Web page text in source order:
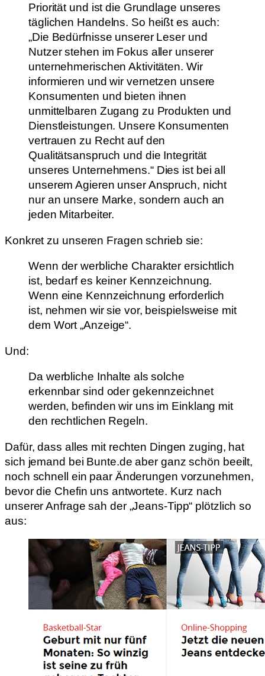
Priorität und ist die Grundlage unseres
täglichen Handelns. So heißt es auch:
„Die Bedürfnisse unserer Leser und
Nutzer stehen im Fokus aller unserer
unternehmerischen Aktivitäten. Wir
informieren und wir vernetzen unsere
Konsumenten und bieten ihnen
unmittelbaren Zugang zu Produkten und
Dienstleistungen. Unsere Konsumenten
vertrauen zu Recht auf den
Qualitätsanspruch und die Integrität
unseres Unternehmens.“ Dies ist bei all
unserem Agieren unser Anspruch, nicht
nur an unsere Marke, sondern auch an
jeden Mitarbeiter.
Konkret zu unseren Fragen schrieb sie:
Wenn der werbliche Charakter ersichtlich
ist, bedarf es keiner Kennzeichnung.
Wenn eine Kennzeichnung erforderlich
ist, nehmen wir sie vor, beispielsweise mit
dem Wort „Anzeige“.
Und:
Da werbliche Inhalte als solche
erkennbar sind oder gekennzeichnet
werden, befinden wir uns im Einklang mit
den rechtlichen Regeln.
Dafür, dass alles mit rechten Dingen zuging, hat
sich jemand bei Bunte.de aber ganz schön beeilt,
noch schnell ein paar Änderungen vorzunehmen,
bevor die Chefin uns antwortete. Kurz nach
unserer Anfrage sah der „Jeans-Tipp“ plötzlich so
aus: